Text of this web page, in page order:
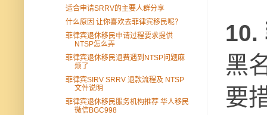
10.
黑
要
适合申请SRRV的主要人群分享
什么原因 让你喜欢去菲律宾移民呢？
菲律宾退休移民申请过程要求提供
NTSP怎么弄
菲律宾退休移民退费遇到NTSP问题麻
烦了
菲律宾SIRV SRRV 退款流程及 NTSP
文件说明
菲律宾退休移民服务机构推荐 华人移民
微信BGC998